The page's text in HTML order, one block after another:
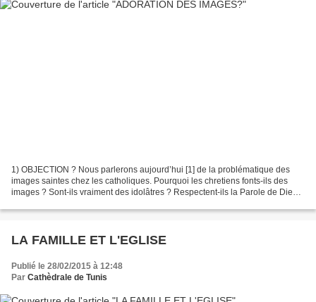
1) OBJECTION ? Nous parlerons aujourd’hui [1] de la problématique des
images saintes chez les catholiques. Pourquoi les chretiens fonts-ils des
images ? Sont-ils vraiment des idolâtres ? Respectent-ils la Parole de Dieu
LA FAMILLE ET L'EGLISE
Publié le 28/02/2015 à 12:48
Par Cathèdrale de Tunis